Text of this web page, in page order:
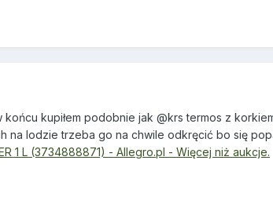
końcu kupiłem podobnie jak @krs termos z
na lodzie trzeba go na chwile odkręcić bo się
1 L (3734888871) - Allegro.pl - Więcej niż aukcje.